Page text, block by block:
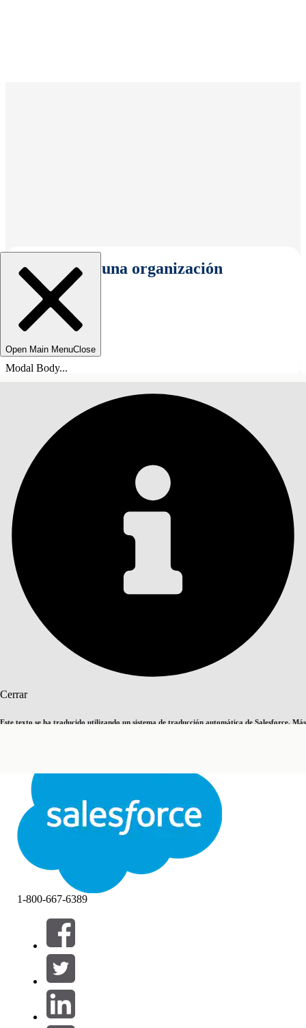
Seleccionar una organización
Open Main MenuClose
Modal Body...
Cerrar
Este texto se ha traducido utilizando un sistema de traducción automática de Salesforce. Más
Cerrar Cerrar
Índice de materias
ÍNDICE DE MATERIAS
Buscar
Filtros (0)
SELECCIONAR FILTROS
Área de productos
1-800-667-6389